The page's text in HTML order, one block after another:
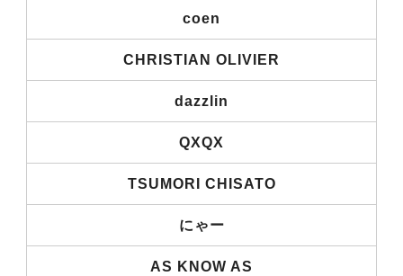
coen
CHRISTIAN OLIVIER
dazzlin
QXQX
TSUMORI CHISATO
にゃー
AS KNOW AS